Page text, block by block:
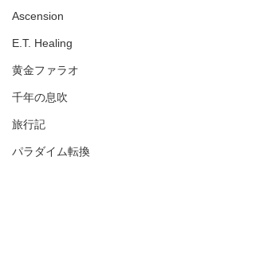
Ascension
E.T. Healing
黄金ファラオ
千年の息吹
旅行記
パラダイム転換